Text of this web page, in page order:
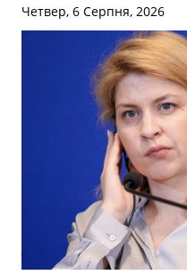
Четвер, 6 Серпня, 2026